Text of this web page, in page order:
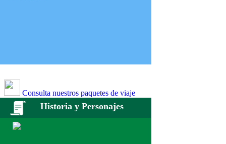
Consulta nuestros paquetes de viaje
Historia y Personajes